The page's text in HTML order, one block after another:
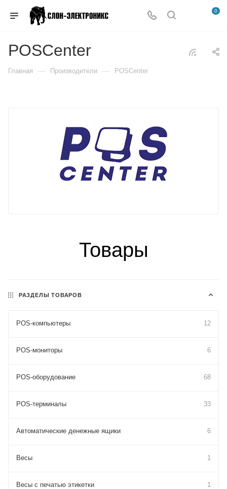
0
POSCenter
Главная — Производители — POSCenter
Товары
РАЗДЕЛЫ ТОВАРОВ
POS-компьютеры 12
POS-мониторы 6
POS-оборудование 68
POS-терминалы 33
Автоматические денежные ящики 6
Весы 1
Весы с печатью этикетки 1